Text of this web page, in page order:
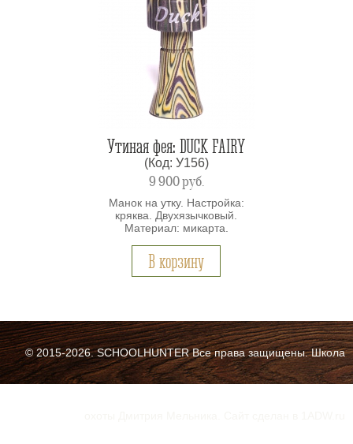
Утиная фея: DUCK FAIRY
(Код: У156)
9 900руб.
Манок на утку. Настройка:
кряква. Двухязычковый.
Материал: микарта.
В корзину
© 2015-2026. SCHOOLHUNTER Все права защищены. Школа